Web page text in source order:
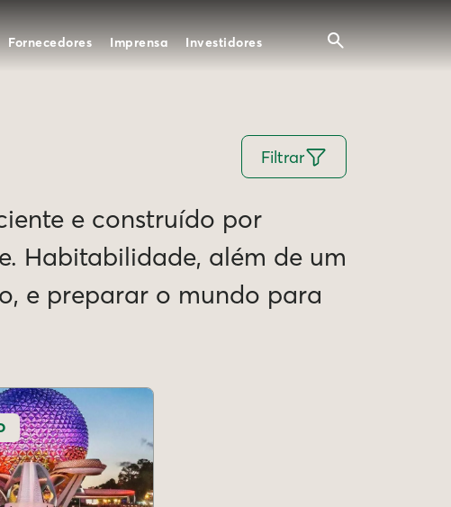
Fornecedores Imprensa Investidores
Filtrar
e construído por
Habitabilidade, além de um
e preparar o mundo para